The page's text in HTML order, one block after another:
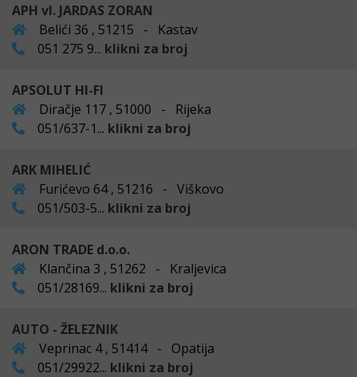
APH vl. JARDAS ZORAN
Belići 36 , 51215 - Kastav
051 275 9... klikni za broj
APSOLUT HI-FI
Diračje 117 , 51000 - Rijeka
051/637-1... klikni za broj
ARK MIHELIĆ
Furićevo 64 , 51216 - Viškovo
051/503-5... klikni za broj
ARON TRADE d.o.o.
Klančina 3 , 51262 - Kraljevica
051/28169... klikni za broj
AUTO - ŽELEZNIK
Veprinac 4 , 51414 - Opatija
051/29922... klikni za broj